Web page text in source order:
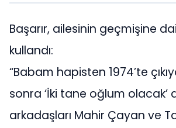
Başarır, ailesinin geçmişine
kullandı:
“Babam hapisten 1974’te
sonra ‘İki tane oğlum olacak’
arkadaşları Mahir Çayan ve